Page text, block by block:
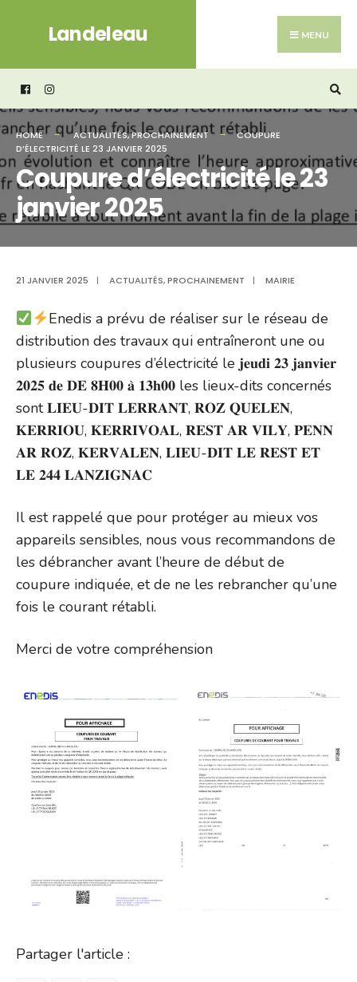
Landeleau MENU
HOME ACTUALITÉS,PROCHAINEMENT
COUPURE
D’ÉLECTRICITÉ LE 23 JANVIER 2025
Coupure d’électricité le 23
janvier 2025
21 JANVIER 2025 | ACTUALITÉS,PROCHAINEMENT | MAIRIE
Enedis a prévu de réaliser sur le réseau de
distribution des travaux qui entraîneront une ou
plusieurs coupures d’électricité le 𝐣𝐞𝐮𝐝𝐢 𝟐𝟑 𝐣𝐚𝐧𝐯𝐢𝐞𝐫
𝟐𝟎𝟐𝟓 𝐝𝐞 𝐃𝐄 𝟖𝐇𝟎𝟎 𝐚̀ 𝟏𝟑𝐡𝟎𝟎 les lieux-dits concernés
sont 𝐋𝐈𝐄𝐔-𝐃𝐈𝐓 𝐋𝐄𝐑𝐑𝐀𝐍𝐓, 𝐑𝐎𝐙 𝐐𝐔𝐄𝐋𝐄𝐍,
𝐊𝐄𝐑𝐑𝐈𝐎𝐔, 𝐊𝐄𝐑𝐑𝐈𝐕𝐎𝐀𝐋, 𝐑𝐄𝐒𝐓 𝐀𝐑 𝐕𝐈𝐋𝐘, 𝐏𝐄𝐍𝐍
𝐀𝐑 𝐑𝐎𝐙, 𝐊𝐄𝐑𝐕𝐀𝐋𝐄𝐍, 𝐋𝐈𝐄𝐔-𝐃𝐈𝐓 𝐋𝐄 𝐑𝐄𝐒𝐓 𝐄𝐓
𝐋𝐄 𝟐𝟒𝟒 𝐋𝐀𝐍𝐙𝐈𝐆𝐍𝐀𝐂
Il est rappelé que pour protéger au mieux vos
appareils sensibles, nous vous recommandons de
les débrancher avant l’heure de début de
coupure indiquée, et de ne les rebrancher qu’une
fois le courant rétabli.
Merci de votre compréhension
Partager l'article :
for: